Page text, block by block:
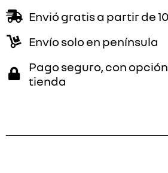
Envió gratis a partir de
Envío solo en península
Pago seguro, con
tienda